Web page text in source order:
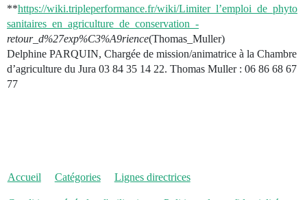
**https://wiki.tripleperformance.fr/wiki/Limiter_l’emploi_de_phyto
sanitaires_en_agriculture_de_conservation_-
retour_d%27exp%C3%A9rience(Thomas_Muller)
Delphine PARQUIN, Chargée de mission/animatrice à la Chambre
d’agriculture du Jura 03 84 35 14 22. Thomas Muller : 06 86 68 67
77
Accueil Catégories Lignes directrices